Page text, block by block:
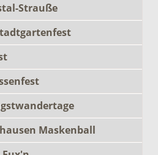
Strauße
Maskenball